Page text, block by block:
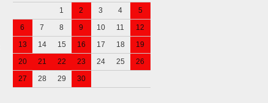
1
2 3 4
5
6
7 8 9 10 11
12
13
14 15 16 17 18
19
20
21 22 23 24 25
26
27
28 29 30